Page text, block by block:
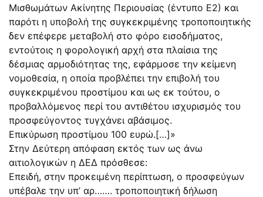
Μισθωμάτων Ακίνητης Περιουσίας (έντυπο Ε2) και
παρότι η υποβολή της συγκεκριμένης τροποποιητικής
δεν επέφερε μεταβολή στο φόρο εισοδήματος,
εντούτοις η φορολογική αρχή στα πλαίσια της
δέσμιας αρμοδιότητας της, εφάρμοσε την κείμενη
νομοθεσία, η οποία προβλέπει την επιβολή του
συγκεκριμένου προστίμου και ως εκ τούτου, ο
προβαλλόμενος περί του αντιθέτου ισχυρισμός του
προσφεύγοντος τυγχάνει αβάσιμος.
Επικύρωση προστίμου 100 ευρώ.[…]»
Στην Δεύτερη απόφαση εκτός των ως άνω
αιτιολογικών η ΔΕΔ πρόσθεσε:
Επειδή, στην προκειμένη περίπτωση, ο προσφεύγων
υπέβαλε την υπ’ αρ……. τροποποιητική δήλωση